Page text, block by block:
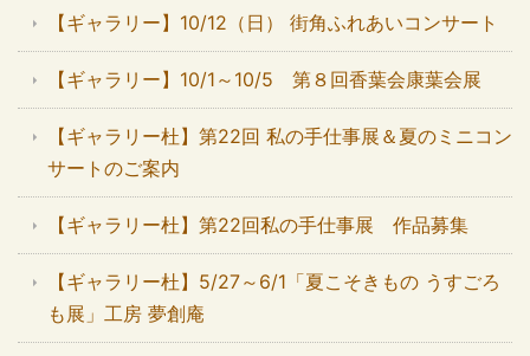
【ギャラリー】10/12（日） 街角ふれあいコンサート
【ギャラリー】10/1～10/5 第８回香葉会康葉会展
【ギャラリー杜】第22回 私の手仕事展＆夏のミニコン
サートのご案内
【ギャラリー杜】第22回私の手仕事展 作品募集
【ギャラリー杜】5/27～6/1「夏こそきもの うすごろ
も展」工房 夢創庵